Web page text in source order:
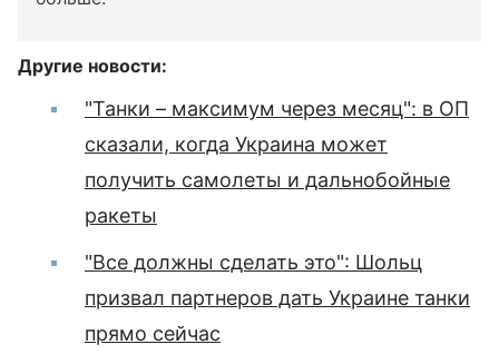
Другие новости:
"Танки – максимум через месяц": в ОП
сказали, когда Украина может
получить самолеты и дальнобойные
ракеты
"Все должны сделать это": Шольц
призвал партнеров дать Украине танки
прямо сейчас